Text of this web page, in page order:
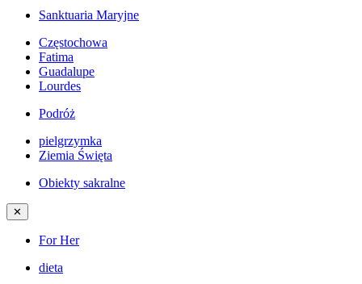
Sanktuaria Maryjne
Częstochowa
Fatima
Guadalupe
Lourdes
Podróż
pielgrzymka
Ziemia Święta
Obiekty sakralne
✕
For Her
dieta